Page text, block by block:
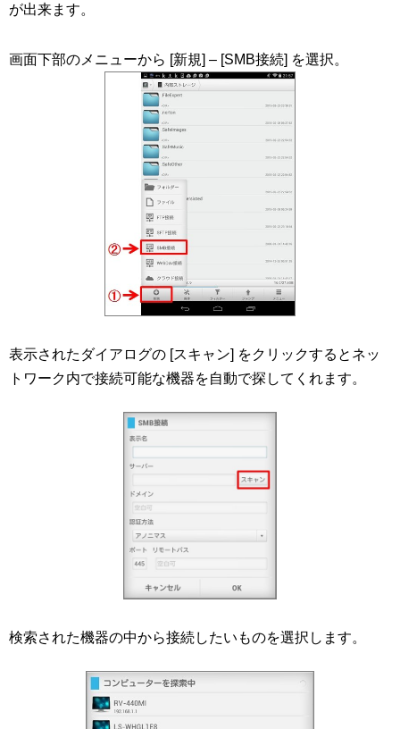
が出来ます。
画面下部のメニューから [新規] – [SMB接続] を選択。
表示されたダイアログの [スキャン] をクリックするとネッ
トワーク内で接続可能な機器を自動で探してくれます。
検索された機器の中から接続したいものを選択します。